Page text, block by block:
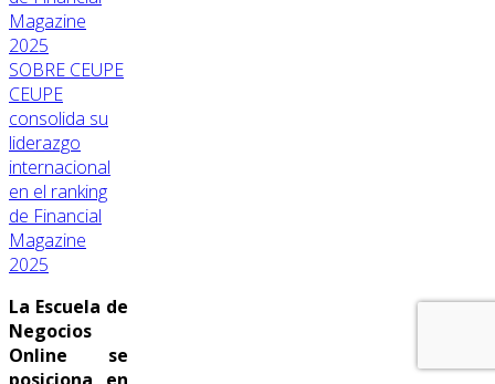
SOBRE CEUPE
CEUPE
consolida su
liderazgo
internacional
en el ranking
de Financial
Magazine
2025
La Escuela de
Negocios
Online se